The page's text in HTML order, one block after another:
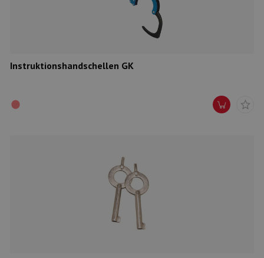
Instruktionshandschellen GK